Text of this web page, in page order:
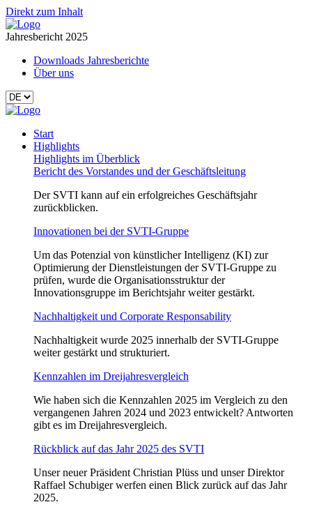
Direkt zum Inhalt
Jahresbericht 2025
Downloads Jahresberichte
Über uns
Start
Highlights
Highlights im Überblick
Bericht des Vorstandes und der Geschäftsleitung
Der SVTI kann auf ein erfolgreiches Geschäftsjahr
zurückblicken.
Innovationen bei der SVTI-Gruppe
Um das Potenzial von künstlicher Intelligenz (KI) zur
Optimierung der Dienstleistungen der SVTI-Gruppe zu
prüfen, wurde die Organisationsstruktur der
Innovationsgruppe im Berichtsjahr weiter gestärkt.
Nachhaltigkeit und Corporate Responsability
Nachhaltigkeit wurde 2025 innerhalb der SVTI‑Gruppe
weiter gestärkt und strukturiert.
Kennzahlen im Dreijahresvergleich
Wie haben sich die Kennzahlen 2025 im Vergleich zu den
vergangenen Jahren 2024 und 2023 entwickelt? Antworten
gibt es im Dreijahresvergleich.
Rückblick auf das Jahr 2025 des SVTI
Unser neuer Präsident Christian Plüss und unser Direktor
Raffael Schubiger werfen einen Blick zurück auf das Jahr
2025.